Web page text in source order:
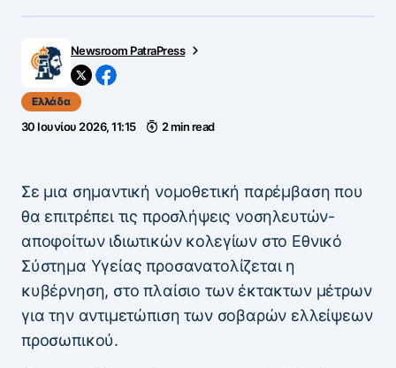
Newsroom PatraPress
Ελλάδα
30 Ιουνίου 2026, 11:15 2 min read
Σε μια σημαντική νομοθετική παρέμβαση που
θα επιτρέπει τις προσλήψεις νοσηλευτών-
αποφοίτων ιδιωτικών κολεγίων στο Εθνικό
Σύστημα Υγείας προσανατολίζεται η
κυβέρνηση, στο πλαίσιο των έκτακτων μέτρων
για την αντιμετώπιση των σοβαρών ελλείψεων
προσωπικού.